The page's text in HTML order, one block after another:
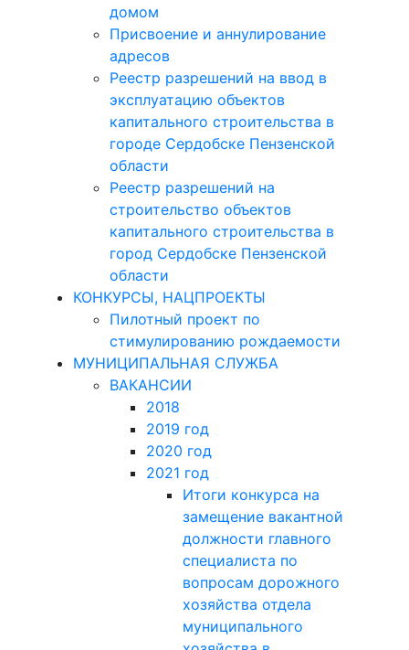
домом
Присвоение и аннулирование
адресов
Реестр разрешений на ввод в
эксплуатацию объектов
капитального строительства в
городе Сердобске Пензенской
области
Реестр разрешений на
строительство объектов
капитального строительства в
город Сердобске Пензенской
области
КОНКУРСЫ, НАЦПРОЕКТЫ
Пилотный проект по
стимулированию рождаемости
МУНИЦИПАЛЬНАЯ СЛУЖБА
ВАКАНСИИ
2018
2019 год
2020 год
2021 год
Итоги конкурса на
замещение вакантной
должности главного
специалиста по
вопросам дорожного
хозяйства отдела
муниципального